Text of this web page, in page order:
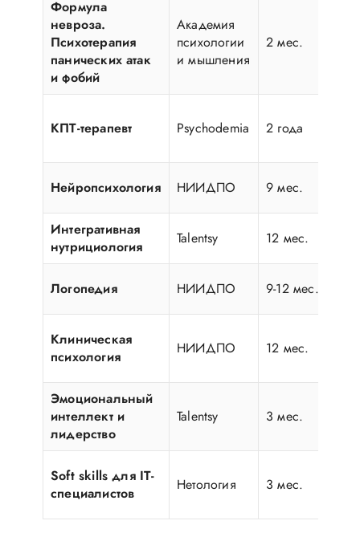
Формула
невроза.
Психотерапия
панических атак
и фобий
Академия
психологии
и мышления
2 мес.
КПТ-терапевт Psychodemia 2 года
Нейропсихология НИИДПО 9 мес.
Интегративная
нутрициология
Talentsy 12 мес.
Логопедия НИИДПО 9-12 мес.
Клиническая
психология
НИИДПО 12 мес.
Эмоциональный
интеллект и
лидерство
Talentsy 3 мес.
Soft skills для IT-
специалистов
Нетология 3 мес.